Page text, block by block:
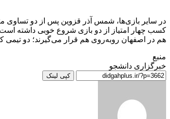
در سایر بازی‌ها، شمس آذر قزوین پس از دو تساوی
کسب چهار امتیاز از دو بازی شروع خوبی داشته
هم در اصفهان روبه‌روی هم قرار می‌گیرند؛ دو تیمی
منبع
خبرگزاری دانشجو
کپی لینک